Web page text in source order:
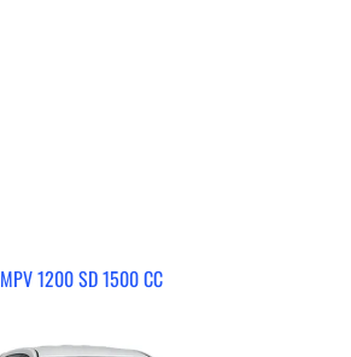
MPV 1200 SD 1500 CC